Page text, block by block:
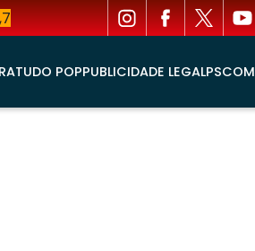
TUDO POPPUBLICIDADE LEGALPSCOM